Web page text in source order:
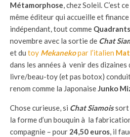
Métamorphose, chez Soleil. C’est ce
même éditeur qui accueille et
indépendant, tout comme Quadrants
novembre avec la sortie de Chat
et du toy Mekanekopar l’italien
dans les années à venir des
livre/beau-toy (et pas botox)
renom comme la JaponaiseJunko
Chose curieuse, si Chat Siamoissort
la forme d’un bouquin à la
compagnie – pour 24,50 euros, il